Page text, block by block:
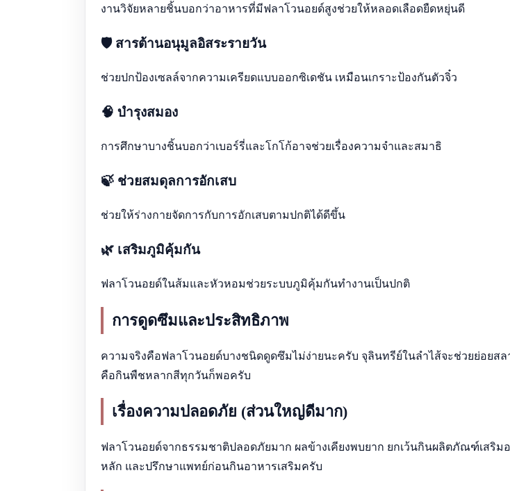
งานวิจัยหลายชิ้นบอกว่าอาหารที่มีฟลาโวนอยด์สูงช่วยให้หลอดเลือดยืดหยุ่นดี
🛡️ สารต้านอนุมูลอิสระรายวัน
ช่วยปกป้องเซลล์จากความเครียดแบบออกซิเดชัน เหมือนเกราะป้องกันตัวจิ๋ว
🧠 บำรุงสมอง
การศึกษาบางชิ้นบอกว่าเบอร์รี่และโกโก้อาจช่วยเรื่องความจำและสมาธิ
🍃 ช่วยสมดุลการอักเสบ
ช่วยให้ร่างกายจัดการกับการอักเสบตามปกติได้ดีขึ้น
🌿 เสริมภูมิคุ้มกัน
ฟลาโวนอยด์ในส้มและหัวหอมช่วยระบบภูมิคุ้มกันทำงานเป็นปกติ
การดูดซึมและประสิทธิภาพ
ความจริงคือฟลาโวนอยด์บางชนิดดูดซึมไม่ง่ายนะครับ จุลินทรีย์ในลำไส้จะช่วยย่อยส
คือกินพืชหลากสีทุกวันก็พอครับ
เรื่องความปลอดภัย (ส่วนใหญ่ดีมาก)
ฟลาโวนอยด์จากธรรมชาติปลอดภัยมาก ผลข้างเคียงพบยาก ยกเว้นกินผลิตภัณฑ์เสริ
หลัก และปรึกษาแพทย์ก่อนกินอาหารเสริมครับ